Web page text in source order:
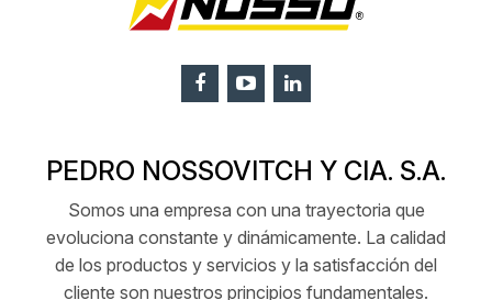
PEDRO NOSSOVITCH Y CIA. S.A.
Somos una empresa con una trayectoria que
evoluciona constante y dinámicamente. La calidad
de los productos y servicios y la satisfacción del
cliente son nuestros principios fundamentales.